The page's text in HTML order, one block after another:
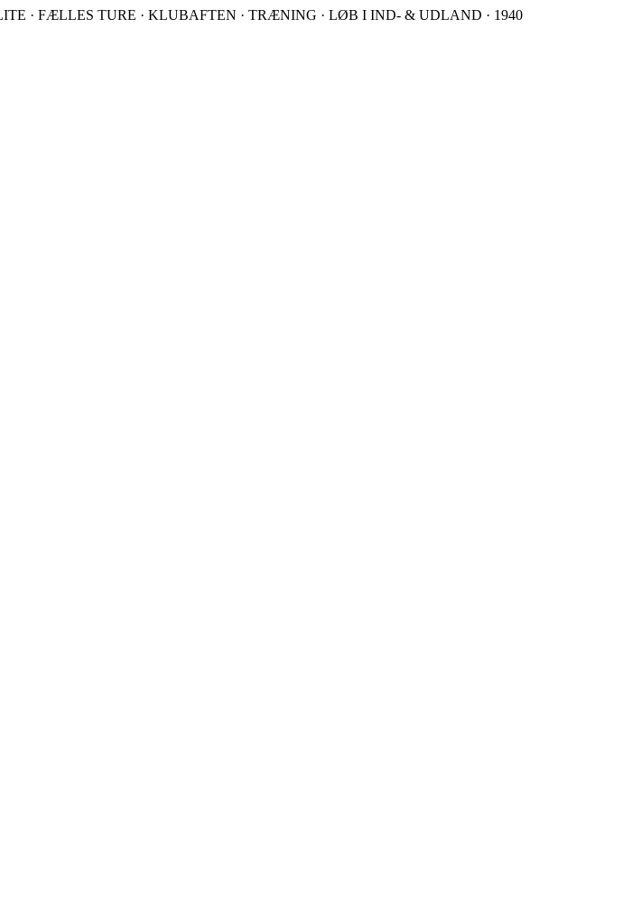
· FÆLLES TURE · KLUBAFTEN · TRÆNING · LØB I IND- & UDLAND · 1940